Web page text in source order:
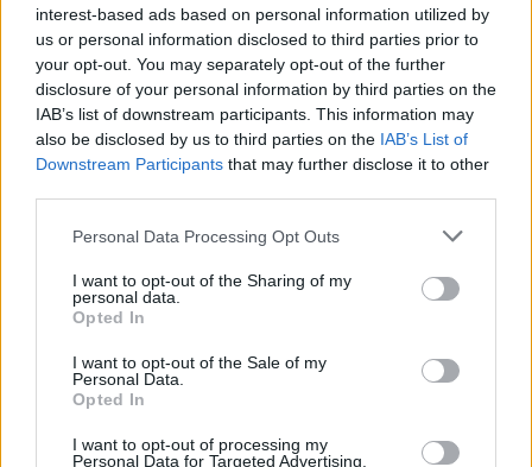
interest-based ads based on personal information utilized by
us or personal information disclosed to third parties prior to
your opt-out. You may separately opt-out of the further
disclosure of your personal information by third parties on the
IAB’s list of downstream participants. This information may
also be disclosed by us to third parties on the IAB’s List of
Downstream Participants that may further disclose it to other
Personal Data Processing Opt Outs
I want to opt-out of the Sharing of my
personal data.
Opted In
I want to opt-out of the Sale of my
Personal Data.
Opted In
I want to opt-out of processing my
Personal Data for Targeted Advertising.
Sieste après 65 ans : la
clé pour préserver votre
cerveau ou le mettre en
danger
Ménopause et
problèmes urinaires : le
secret inattendu des
sous-vêtements à
découvrir
Santé
Ménopause précoce : le
risque accru
d’hypertension à ne pas
ignorer
Popular Posts
Italie : cinéma, concerts et matchs fermés aux non-vaccinés
6 décembre 2021
Traitement naturel des acouphènes : les huiles essentielles
28 juin 2018
L’ordonnance électronique débarque bientôt dans vos